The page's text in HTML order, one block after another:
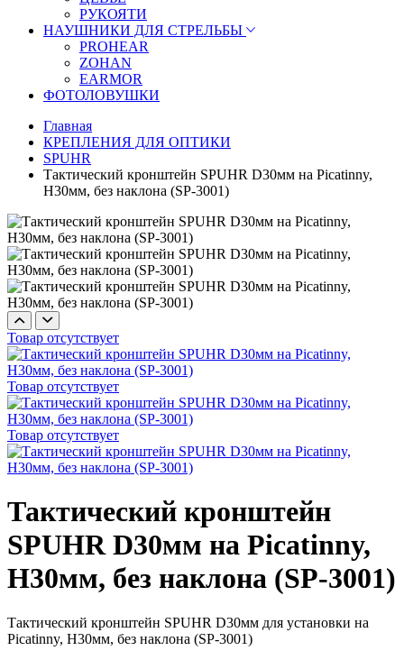
РУКОЯТИ
НАУШНИКИ ДЛЯ СТРЕЛЬБЫ
PROHEAR
ZOHAN
EARMOR
ФОТОЛОВУШКИ
Главная
КРЕПЛЕНИЯ ДЛЯ ОПТИКИ
SPUHR
Тактический кронштейн SPUHR D30мм на Picatinny,
H30мм, без наклона (SP-3001)
Товар отсутствует
Товар отсутствует
Товар отсутствует
Тактический кронштейн
SPUHR D30мм на Picatinny,
H30мм, без наклона (SP-3001)
Тактический кронштейн SPUHR D30мм для установки на
Picatinny, H30мм, без наклона (SP-3001)